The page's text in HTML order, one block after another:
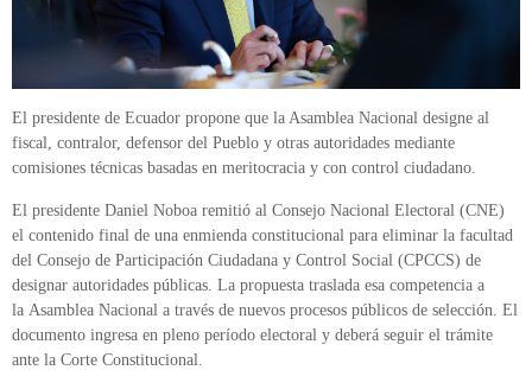
El presidente de Ecuador propone que la Asamblea Nacional designe al
fiscal, contralor, defensor del Pueblo y otras autoridades mediante
comisiones técnicas basadas en meritocracia y con control ciudadano.
El presidente Daniel Noboa remitió al Consejo Nacional Electoral (CNE)
el contenido final de una enmienda constitucional para eliminar la facultad
del Consejo de Participación Ciudadana y Control Social (CPCCS) de
designar autoridades públicas. La propuesta traslada esa competencia a
la Asamblea Nacional a través de nuevos procesos públicos de selección. El
documento ingresa en pleno período electoral y deberá seguir el trámite
ante la Corte Constitucional.